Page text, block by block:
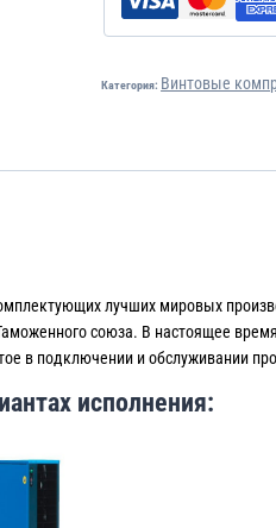
Категория: Винтовые
лучших мировых
союза. В настоящее
в подключении и обслуживании
исполнения: